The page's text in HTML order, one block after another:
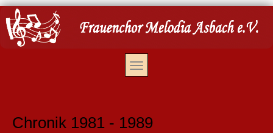
Chronik 1981 - 1989